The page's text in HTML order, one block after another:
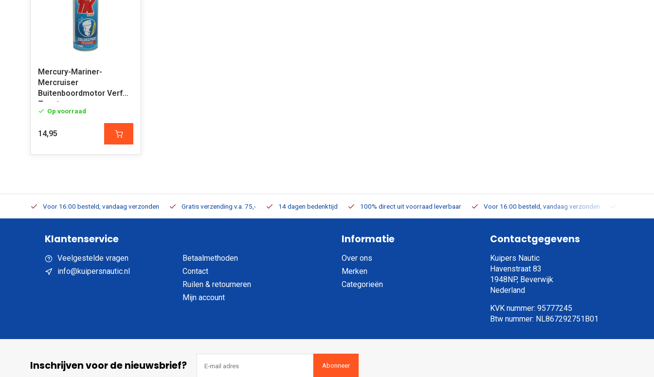
Mercury-Mariner-
Mercruiser
Buitenboordmotor Verf
Zwart
Op voorraad
14,95
Voor 16:00 besteld, vandaag verzonden Gratis verzending v.a. 75,- 14 dagen bedenktijd 100% direct uit voorraad leverbaar Voor 16:00 besteld, vandaag verzonden
Klantenservice
Veelgestelde vragen
info@kuipersnautic.nl
Betaalmethoden
Contact
Ruilen & retourneren
Mijn account
Informatie
Over ons
Merken
Categorieën
Contactgegevens
Kuipers Nautic
Havenstraat 83
1948NP, Beverwijk
Nederland
KVK nummer: 95777245
Btw nummer: NL867292751B01
Inschrijven voor de nieuwsbrief? Abonneer